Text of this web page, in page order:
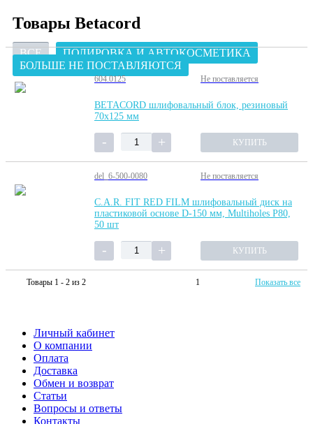
Товары Betacord
ВСЕ
ПОЛИРОВКА И АВТОКОСМЕТИКА
БОЛЬШЕ НЕ ПОСТАВЛЯЮТСЯ
604.0125 Не поставляется
BETACORD шлифовальный блок, резиновый
70х125 мм
КУПИТЬ
del_6-500-0080 Не поставляется
C.A.R. FIT RED FILM шлифовальный диск на
пластиковой основе D-150 мм, Multiholes P80,
50 шт
КУПИТЬ
Товары 1 - 2 из 2 1 Показать все
Личный кабинет
О компании
Оплата
Доставка
Обмен и возврат
Статьи
Вопросы и ответы
Контакты